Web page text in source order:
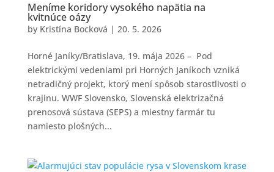
Meníme koridory vysokého napätia na
kvitnúce oázy
by Kristína Bocková | 20. 5. 2026
Horné Janíky/Bratislava, 19. mája 2026 – Pod
elektrickými vedeniami pri Horných Janíkoch vzniká
netradičný projekt, ktorý mení spôsob starostlivosti o
krajinu. WWF Slovensko, Slovenská elektrizačná
prenosová sústava (SEPS) a miestny farmár tu
namiesto plošných...